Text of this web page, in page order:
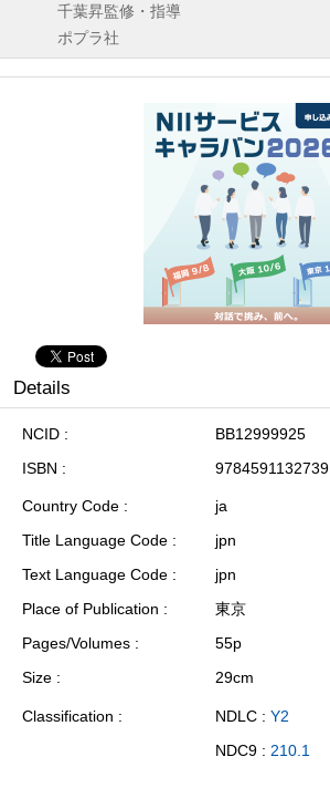
千葉昇監修・指導
ポプラ社
Details
NCID
BB12999925
ISBN
9784591132739
Country Code
ja
Title Language Code
jpn
Text Language Code
jpn
Place of Publication
東京
Pages/Volumes
55p
Size
29cm
Classification NDLC : Y2
NDC9 : 210.1